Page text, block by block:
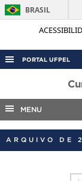
BRASIL
PORTAL UFPEL
ACESSO À
AUDITORIA
COBALTO
CONCURSOS
MENU
ARQUIVO DE